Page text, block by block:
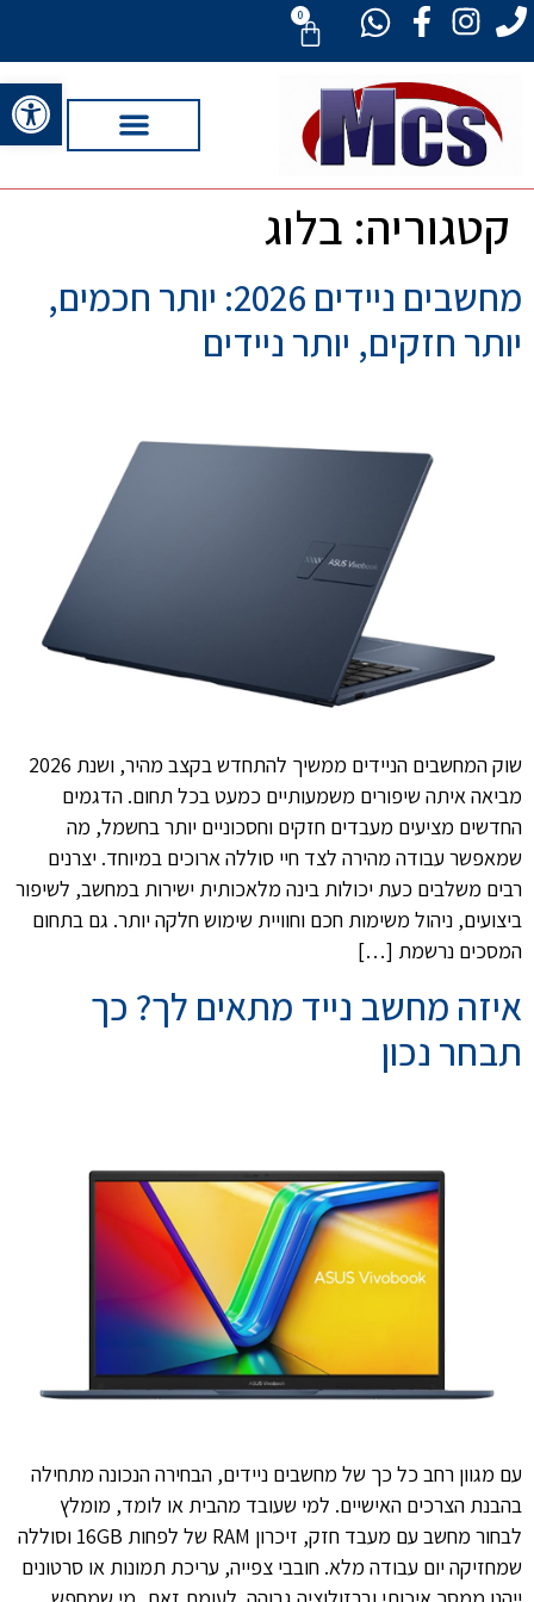
פתח
0
קטגוריה: בלוג
מחשבים ניידים 2026: יותר חכמים,
יותר חזקים, יותר ניידים
שוק המחשבים הניידים ממשיך להתחדש בקצב מהיר, ושנת 2026
מביאה איתה שיפורים משמעותיים כמעט בכל תחום. הדגמים
החדשים מציעים מעבדים חזקים וחסכוניים יותר בחשמל, מה
שמאפשר עבודה מהירה לצד חיי סוללה ארוכים במיוחד. יצרנים
רבים משלבים כעת יכולות בינה מלאכותית ישירות במחשב, לשיפור
ביצועים, ניהול משימות חכם וחוויית שימוש חלקה יותר. גם בתחום
המסכים נרשמת […]
איזה מחשב נייד מתאים לך? כך
תבחר נכון
עם מגוון רחב כל כך של מחשבים ניידים, הבחירה הנכונה מתחילה
בהבנת הצרכים האישיים. למי שעובד מהבית או לומד, מומלץ
לבחור מחשב עם מעבד חזק, זיכרון RAM של לפחות 16GB וסוללה
שמחזיקה יום עבודה מלא. חובבי צפייה, עריכת תמונות או סרטונים